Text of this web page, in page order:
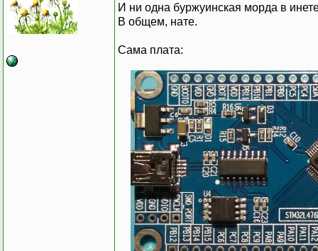
И ни одна буржуинская морда в
В общем, нате.
Сама плата: